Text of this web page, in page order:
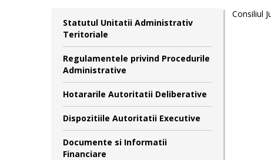
Statutul Unitatii Administrativ
Teritoriale
Regulamentele privind Procedurile
Administrative
Hotararile Autoritatii Deliberative
Dispozitiile Autoritatii Executive
Documente si Informatii
Financiare
Consiliul